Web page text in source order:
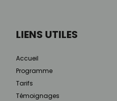
LIENS UTILES
Accueil
Programme
Tarifs
Témoignages